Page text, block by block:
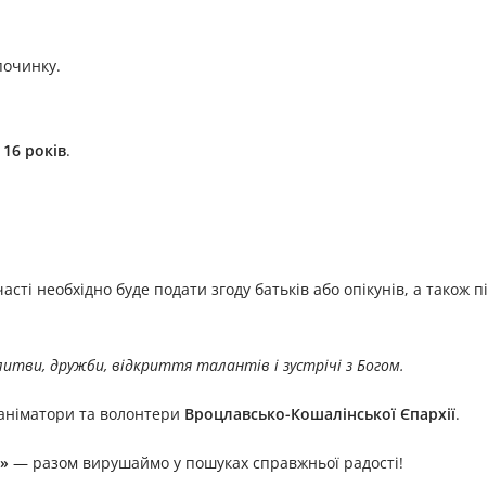
років.
необхідно буде подати згоду батьків або опікунів, а також
дружби, відкриття талантів і зустрічі з Богом.
та волонтери Вроцлавсько-Кошалінської Єпархії.
— разом вирушаймо у пошуках справжньої радості!